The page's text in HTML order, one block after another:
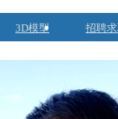
3D模型 招聘